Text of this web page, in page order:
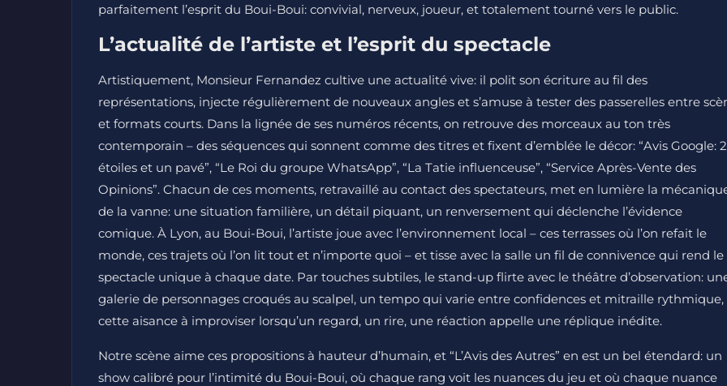
parfaitement l’esprit du Boui-Boui: convivial, nerveux, joueur, et totalement tourné vers le public.
L’actualité de l’artiste et l’esprit du spectacle
Artistiquement, Monsieur Fernandez cultive une actualité vive: il polit son écriture au fil des
représentations, injecte régulièrement de nouveaux angles et s’amuse à tester des passerelles entre
et formats courts. Dans la lignée de ses numéros récents, on retrouve des morceaux au ton très
contemporain – des séquences qui sonnent comme des titres et fixent d’emblée le décor: “Avis Google: 2
étoiles et un pavé”, “Le Roi du groupe WhatsApp”, “La Tatie influenceuse”, “Service Après-Vente des
Opinions”. Chacun de ces moments, retravaillé au contact des spectateurs, met en lumière la
de la vanne: une situation familière, un détail piquant, un renversement qui déclenche l’évidence
comique. À Lyon, au Boui-Boui, l’artiste joue avec l’environnement local – ces terrasses où l’on refait le
monde, ces trajets où l’on lit tout et n’importe quoi – et tisse avec la salle un fil de connivence qui rend le
spectacle unique à chaque date. Par touches subtiles, le stand-up flirte avec le théâtre d’observation:
galerie de personnages croqués au scalpel, un tempo qui varie entre confidences et mitraille rythmique,
cette aisance à improviser lorsqu’un regard, un rire, une réaction appelle une réplique inédite.
Notre scène aime ces propositions à hauteur d’humain, et “L’Avis des Autres” en est un bel étendard: un
show calibré pour l’intimité du Boui-Boui, où chaque rang voit les nuances du jeu et où chaque nuance